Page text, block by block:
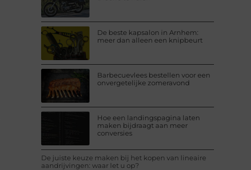
De beste kapsalon in Arnhem:
meer dan alleen een knipbeurt
Barbecuevlees bestellen voor een
onvergetelijke zomeravond
Hoe een landingspagina laten
maken bijdraagt aan meer
conversies
De juiste keuze maken bij het kopen van lineaire
aandrijvingen: waar let u op?